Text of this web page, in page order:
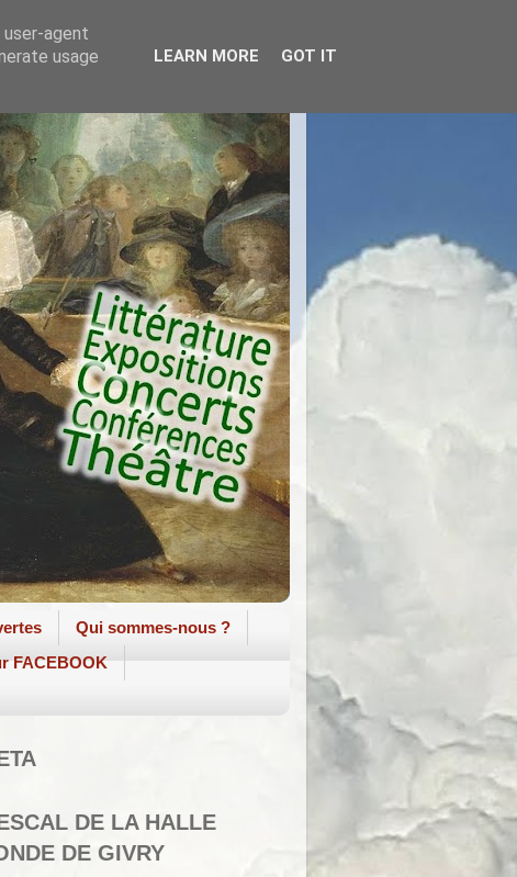
Qui sommes-nous ?
FACEBOOK
DE LA HALLE
DE GIVRY
agent
usage
LEARN MORE GOT IT